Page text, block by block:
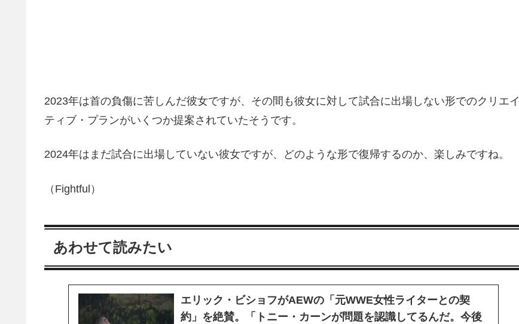
2023年は首の負傷に苦しんだ彼女ですが、その間も彼女に対して試合に出場しない形でのクリエイ
ティブ・プランがいくつか提案されていたそうです。
2024年はまだ試合に出場していない彼女ですが、どのような形で復帰するのか、楽しみですね。
（Fightful）
あわせて読みたい
エリック・ビショフがAEWの「元WWE女性ライターとの契
約」を絶賛。「トニー・カーンが問題を認識してるんだ。今後